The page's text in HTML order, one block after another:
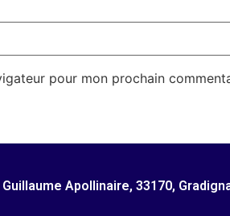
pour mon prochain
Apollinaire, 33170,